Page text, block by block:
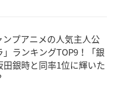
ンプアニメの人気主人公
」ランキングTOP9！「銀
田銀時と同率1位に輝いた